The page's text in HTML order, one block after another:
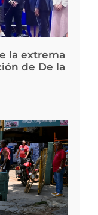
la extrema
de De la